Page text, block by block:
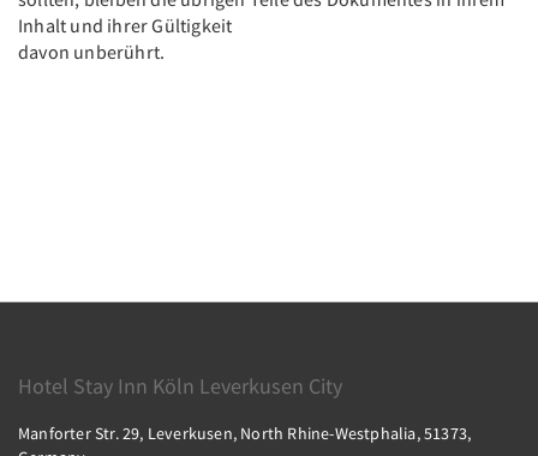
Inhalt und ihrer Gültigkeit
davon unberührt.
Hotel Stay Inn Köln Leverkusen City
Manforter Str. 29, Leverkusen, North Rhine-Westphalia, 51373,